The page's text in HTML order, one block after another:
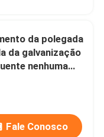
da polegada
da galvanização
nenhuma
Fale Conosco